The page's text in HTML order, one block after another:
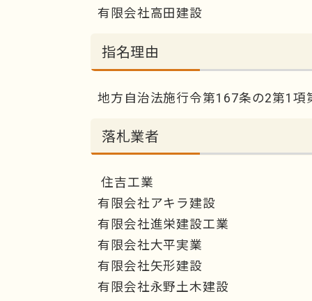
有限会社高田建設
指名理由
地方自治法施行令第167条の2第1項
落札業者
住吉工業
有限会社アキラ建設
有限会社進栄建設工業
有限会社大平実業
有限会社矢形建設
有限会社永野土木建設